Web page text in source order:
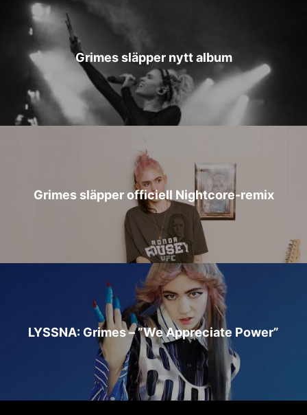
Grimes släpper nytt album
Grimes släpper officiell Nightcore-remix
LYSSNA: Grimes – ”We Appreciate Power”